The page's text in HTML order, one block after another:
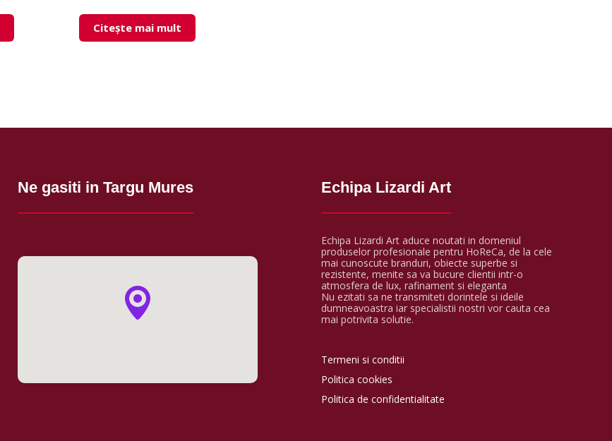
Citește mai mult
Ne gasiti in Targu Mures Echipa Lizardi Art
Echipa Lizardi Art aduce noutati in domeniul
produselor profesionale pentru HoReCa, de la cele
mai cunoscute branduri, obiecte superbe si
rezistente, menite sa va bucure clientii intr-o
atmosfera de lux, rafinament si eleganta
Nu ezitati sa ne transmiteti dorintele si ideile
dumneavoastra iar specialistii nostri vor cauta cea
mai potrivita solutie.
Termeni si conditii
Politica cookies
Politica de confidentialitate